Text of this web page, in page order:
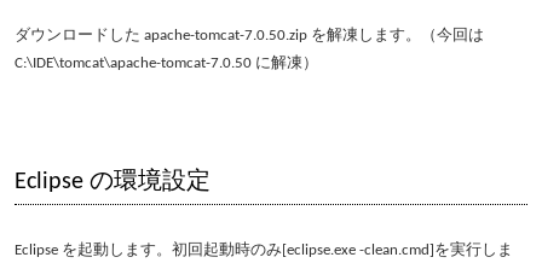
ダウンロードした apache-tomcat-7.0.50.zip を解凍します。（今回は
C:\IDE\tomcat\apache-tomcat-7.0.50 に解凍）
Eclipse の環境設定
Eclipse を起動します。初回起動時のみ[eclipse.exe -clean.cmd]を実行しま